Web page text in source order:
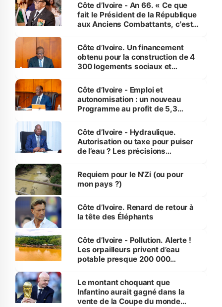
Côte d’Ivoire - An 66. « Ce que
fait le Président de la République
aux Anciens Combattants, c'est
Côte d’Ivoire. Un financement
obtenu pour la construction de 4
300 logements sociaux et
et Yamoussoukro
Côte d’Ivoire - Emploi et
autonomisation : un nouveau
Programme au profit de 5,3
Côte d’Ivoire - Hydraulique.
Autorisation ou taxe pour puiser
de l’eau ? Les précisions
Requiem pour le N’Zi (ou pour
mon pays ?)
Côte d’Ivoire. Renard de retour à
la tête des Éléphants
Côte d’Ivoire - Pollution. Alerte !
Les orpailleurs privent d’eau
potable presque 200 000
Le montant choquant que
Infantino aurait gagné dans la
vente de la Coupe du monde